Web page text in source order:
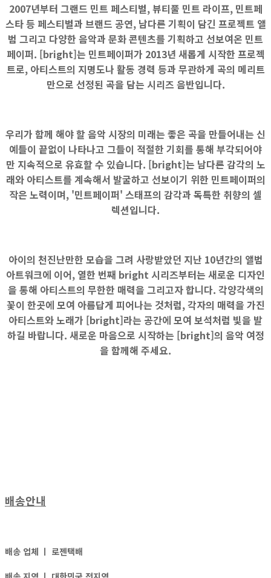
2007년부터 그랜드 민트 페스티벌, 뷰티풀 민트 라이프, 민트페
스타 등 페스티벌과 브랜드 공연, 남다른 기획이 담긴 프로젝트 앨
범 그리고 다양한 음악과 문화 콘텐츠를 기획하고 선보여온 민트
페이퍼. [bright]는 민트페이퍼가 2013년 새롭게 시작한 프로젝
트로, 아티스트의 지명도나 활동 경력 등과 무관하게 곡의 메리트
만으로 선정된 곡을 담는 시리즈 음반입니다.
우리가 함께 해야 할 음악 시장의 미래는 좋은 곡을 만들어내는 신
예들이 끝없이 나타나고 그들이 적절한 기회를 통해 부각되어야
만 지속적으로 유효할 수 있습니다. [bright]는 남다른 감각의 노
래와 아티스트를 계속해서 발굴하고 선보이기 위한 민트페이퍼의
작은 노력이며, '민트페이퍼' 스태프의 감각과 독특한 취향의 셀
렉션입니다.
아이의 천진난만한 모습을 그려 사랑받았던 지난 10년간의 앨범
아트워크에 이어, 열한 번째 bright 시리즈부터는 새로운 디자인
을 통해 아티스트의 무한한 매력을 그리고자 합니다. 각양각색의
꽃이 한곳에 모여 아름답게 피어나는 것처럼, 각자의 매력을 가진
아티스트와 노래가 [bright]라는 공간에 모여 보석처럼 빛을 발
하길 바랍니다. 새로운 마음으로 시작하는 [bright]의 음악 여정
을 함께해 주세요.
배송안내
배송 업체 ㅣ 로젠택배